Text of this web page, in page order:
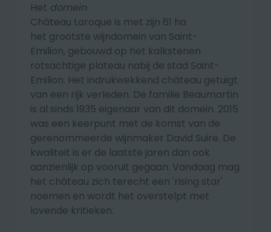
Het domein
Château Laroque is met zijn 61 ha
het grootste wijndomein van Saint-
Emilion, gebouwd op het kalkstenen
rotsachtige plateau nabij de stad Saint-
Emilion. Het indrukwekkend château getuigt
van een rijk verleden. De familie Beaumartin
is al sinds 1935 eigenaar van dit domein. 2015
was een keerpunt met de komst van de
gerenommeerde wijnmaker David Suire. De
kwaliteit is er de laatste jaren dan ook
aanzienlijk op vooruit gegaan. Vandaag mag
het château zich terecht een 'rising star'
noemen en wordt het overstelpt met
lovende kritieken.